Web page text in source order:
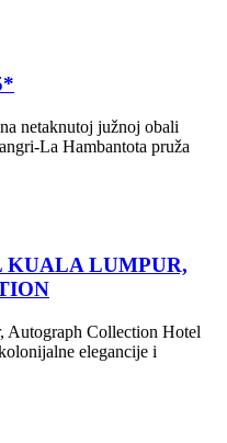
netaknutoj južnoj obali
La Hambantota pruža
KUALA LUMPUR,
Autograph Collection Hotel
elegancije i